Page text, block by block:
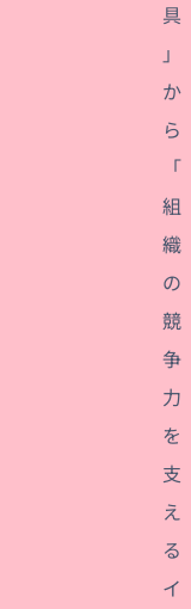
具
」
か
ら
「
組
織
の
競
争
力
を
支
え
る
イ